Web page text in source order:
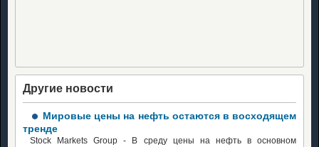
Другие новости
Мировые цены на нефть остаются в восходящем
тренде
Stock Markets Group - В среду цены на нефть в основном